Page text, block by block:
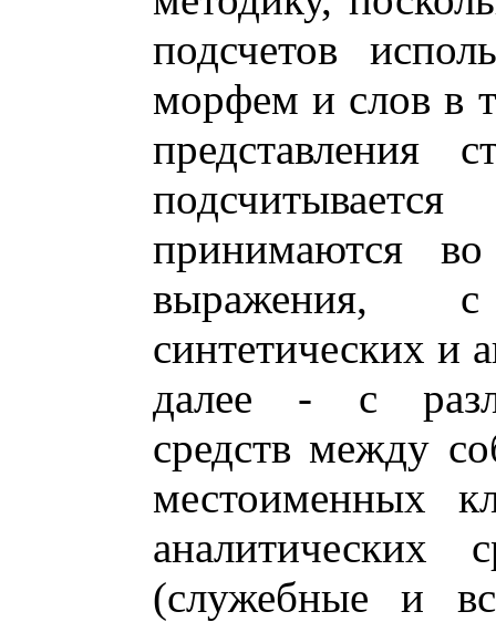
подсчетов
морфем и слов в
представления
принимаются
выражения, с
синтетических и
далее - с
средств между
местоименных
аналитических
(служебные и